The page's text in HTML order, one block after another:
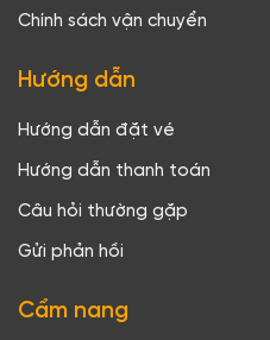
Chính sách vận chuyển
Hướng dẫn
Hướng dẫn đặt vé
Hướng dẫn thanh toán
Câu hỏi thường gặp
Gửi phản hồi
Cẩm nang